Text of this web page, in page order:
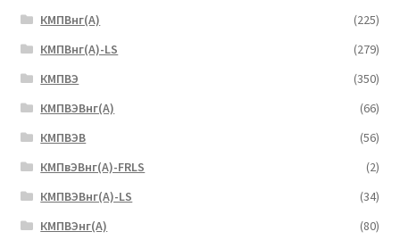
КМПВнг(А)
(225)
КМПВнг(А)-LS
(279)
КМПВЭ
(350)
КМПВЭBнг(А)
(66)
КМПВЭВ
(56)
КМПвЭВнг(А)-FRLS
(2)
КМПВЭВнг(А)-LS
(34)
КМПВЭнг(А)
(80)